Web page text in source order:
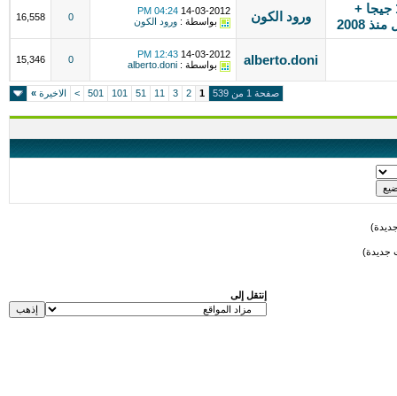
امتلك منتدى بسهولة █ (( استضافة 1 جيجا +
ورود الكون 14-03-2012
04:24 PM
بواسطة : ورود الكون 0
16,558
alberto.doni
14-03-2012
12:43 PM
بواسطة : alberto.doni
0
15,346
صفحة 1 من 539 1
2
3
11
51
101
501
> الاخيرة »
جديدة)
إنتقل إلى